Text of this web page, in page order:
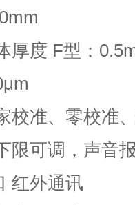
厚度 F型：
校准、零校准
限可调，声音
红外通讯